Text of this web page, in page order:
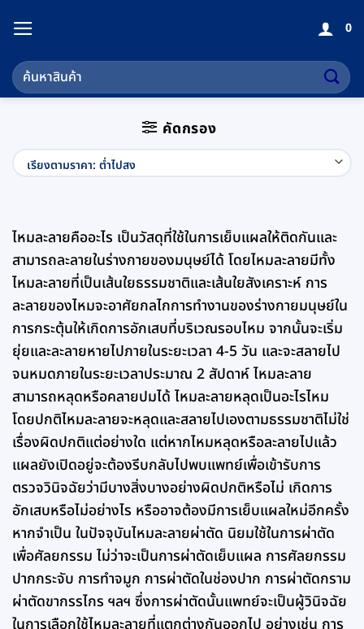
เนื้อหา
0
ค้นหา:
คัดกรอง
ไหมละลายคืออะไร เป็นวัสดุที่ใช้ในการเย็บแผลให้ติดกันและ
สามารถละลายในร่างกายของมนุษย์ได้ โดยไหมละลายมีทั้ง
ไหมละลายที่เป็นเส้นใยธรรมชาติและเส้นใยสังเคราะห์ การ
ละลายของไหมจะอาศัยกลไกการทำงานของร่างกายมนุษย์ใน
การกระตุ้นให้เกิดการอักเสบที่บริเวณรอบไหม จากนั้นจะเริ่ม
ยุ่ยและละลายหายไปภายในระยะเวลา 4-5 วัน และจะสลายไป
จนหมดภายในระยะเวลาประมาณ 2 สัปดาห์ ไหมละลาย
สามารถหลุดหรือคลายปมได้ ไหมละลายหลุดเป็นอะไรไหม
โดยปกติไหมละลายจะหลุดและสลายไปเองตามธรรมชาติไม่ใช่
เรื่องผิดปกติแต่อย่างใด แต่หากไหมหลุดหรือละลายไปแล้ว
แผลยังเปิดอยู่จะต้องรีบกลับไปพบแพทย์เพื่อเข้ารับการ
ตรวจวินิจฉัยว่ามีบางสิ่งบางอย่างผิดปกติหรือไม่ เกิดการ
อักเสบหรือไม่อย่างไร หรืออาจต้องมีการเย็บแผลใหม่อีกครั้ง
หากจำเป็น ในปัจจุบันไหมละลายผ่าตัด นิยมใช้ในการผ่าตัด
เพื่อศัลยกรรม ไม่ว่าจะเป็นการผ่าตัดเย็บแผล การศัลยกรรม
ปากกระจับ การทำจมูก การผ่าตัดในช่องปาก การผ่าตัดกราม
ผ่าตัดขากรรไกร ฯลฯ ซึ่งการผ่าตัดนั้นแพทย์จะเป็นผู้วินิจฉัย